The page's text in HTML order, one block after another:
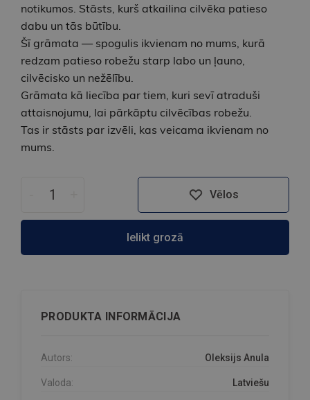
notikumos. Stāsts, kurš atkailina cilvēka patieso
dabu un tās būtību.
Šī grāmata — spogulis ikvienam no mums, kurā
redzam patieso robežu starp labo un ļauno,
cilvēcisko un nežēlību.
Grāmata kā liecība par tiem, kuri sevī atraduši
attaisnojumu, lai pārkāptu cilvēcības robežu.
Tas ir stāsts par izvēli, kas veicama ikvienam no
mums.
Vēlos
Ielikt grozā
PRODUKTA INFORMĀCIJA
Autors: Oleksijs Anula
Valoda: Latviešu